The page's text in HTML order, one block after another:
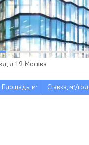
д 19, Москва
Площадь, м2 Ставка, м2/год